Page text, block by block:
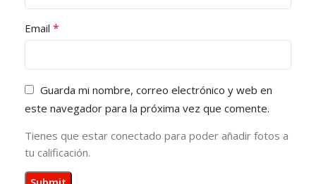
Email *
Guarda mi nombre, correo electrónico y web en
este navegador para la próxima vez que comente.
Tienes que estar conectado para poder añadir fotos a
tu calificación.